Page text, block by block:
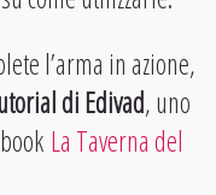
l’arma in azione,
di Edivad, uno
La Taverna del